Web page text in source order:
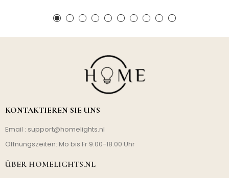
KONTAKTIEREN SIE UNS
Email : support@homelights.nl
Öffnungszeiten: Mo bis Fr 9.00-18.00 Uhr
ÜBER HOMELIGHTS.NL